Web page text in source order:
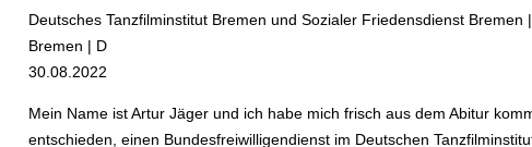
Deutsches Tanzfilminstitut Bremen und Sozialer Friedensdienst Bremen |
Bremen | D
30.08.2022
Mein Name ist Artur Jäger und ich habe mich frisch aus dem Abitur
entschieden, einen Bundesfreiwilligendienst im Deutschen